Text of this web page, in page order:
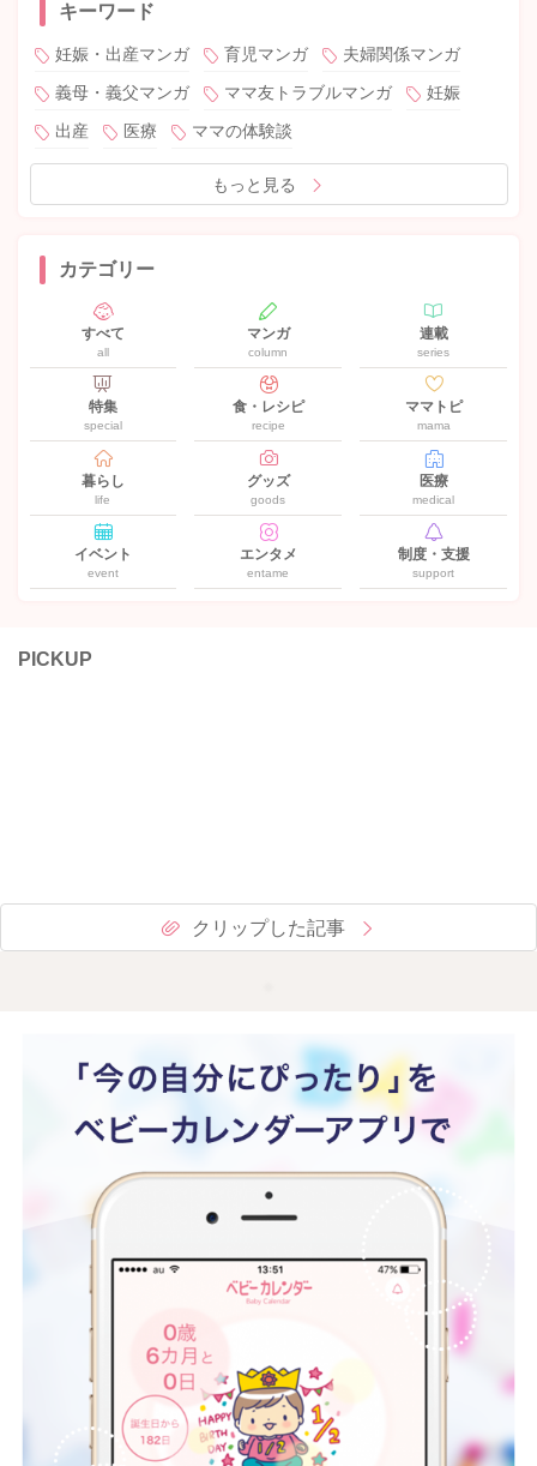
キーワード
妊娠・出産マンガ 育児マンガ
夫婦関係マンガ
義母・義父マンガ
ママ友トラブルマンガ
妊娠
出産
医療 ママの体験談
もっと見る
カテゴリー
すべて
all
マンガ
column
連載
series
特集
special
食・レシピ
recipe
ママトピ
mama
暮らし
life
グッズ
goods
医療
medical
イベント
event
エンタメ
entame
制度・支援
support
PICKUP
クリップした記事